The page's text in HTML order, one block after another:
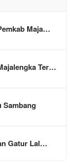
Maja…
Ter…
Sambang
Gatur Lal…